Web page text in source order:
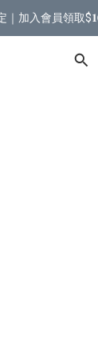
｜加入會員領取